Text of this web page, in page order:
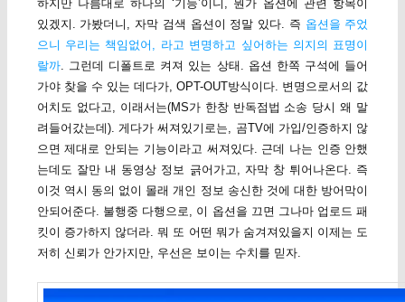
하지만 나름대로 하나의 ‘기능’이니, 뭔가 옵션에 관련 항목이
있겠지. 가봤더니, 자막 검색 옵션이 정말 있다. 즉 옵션을 주었
으니 우리는 책임없어, 라고 변명하고 싶어하는 의지의 표명이
랄까. 그런데 디폴트로 켜져 있는 상태. 옵션 한쪽 구석에 들어
가야 찾을 수 있는 데다가, OPT-OUT방식이다. 변명으로서의 값
어치도 없다고, 이래서는(MS가 한창 반독점법 소송 당시 왜 말
려들어갔는데). 게다가 써져있기로는, 곰TV에 가입/인증하지 않
으면 제대로 안되는 기능이라고 써져있다. 근데 나는 인증 안했
는데도 잘만 내 동영상 정보 긁어가고, 자막 창 튀어나온다. 즉
이것 역시 동의 없이 몰래 개인 정보 송신한 것에 대한 방어막이
안되어준다. 불행중 다행으로, 이 옵션을 끄면 그나마 업로드 패
킷이 증가하지 않더라. 뭐 또 어떤 뭐가 숨겨져있을지 이제는 도
저히 신뢰가 안가지만, 우선은 보이는 수치를 믿자.